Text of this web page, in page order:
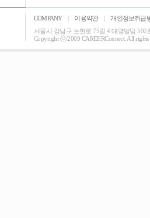
COMPANY | 이용약관 |
개인정보취급
서울시 강남구 논현로 75길 4 대명빌딩 502
Copyright ⓒ 2009 CAREERConnect. All rights